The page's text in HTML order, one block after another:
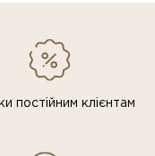
постiйним клiєнтам